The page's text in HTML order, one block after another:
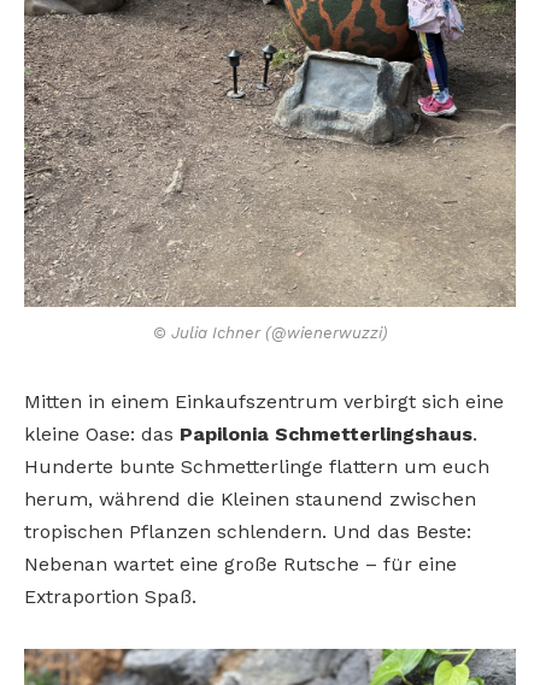
© Julia Ichner (@wienerwuzzi)
Mitten in einem Einkaufszentrum verbirgt sich eine
kleine Oase: das Papilonia Schmetterlingshaus.
Hunderte bunte Schmetterlinge flattern um euch
herum, während die Kleinen staunend zwischen
tropischen Pflanzen schlendern. Und das Beste:
Nebenan wartet eine große Rutsche – für eine
Extraportion Spaß.